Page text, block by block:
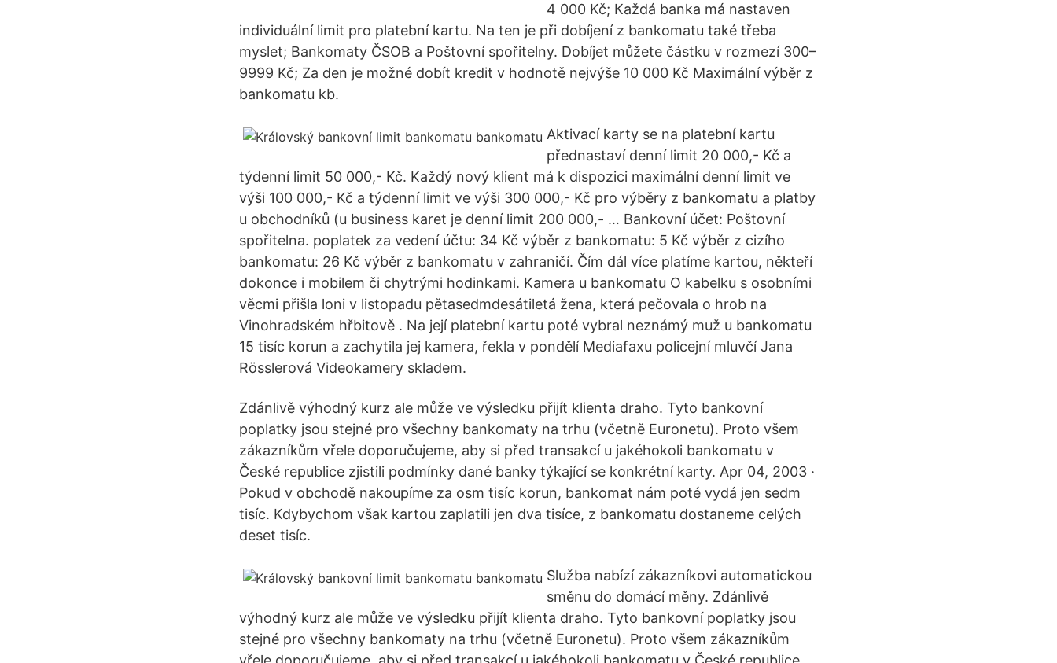
4 000 Kč; Každá banka má nastaven
individuální limit pro platební kartu. Na ten je při dobíjení z bankomatu také třeba
myslet; Bankomaty ČSOB a Poštovní spořitelny. Dobíjet můžete částku v rozmezí 300–
9999 Kč; Za den je možné dobít kredit v hodnotě nejvýše 10 000 Kč Maximální výběr z
bankomatu kb.
Aktivací karty se na platební kartu
přednastaví denní limit 20 000,- Kč a
týdenní limit 50 000,- Kč. Každý nový klient má k dispozici maximální denní limit ve
výši 100 000,- Kč a týdenní limit ve výši 300 000,- Kč pro výběry z bankomatu a platby
u obchodníků (u business karet je denní limit 200 000,- … Bankovní účet: Poštovní
spořitelna. poplatek za vedení účtu: 34 Kč výběr z bankomatu: 5 Kč výběr z cizího
bankomatu: 26 Kč výběr z bankomatu v zahraničí. Čím dál více platíme kartou, někteří
dokonce i mobilem či chytrými hodinkami. Kamera u bankomatu O kabelku s osobními
věcmi přišla loni v listopadu pětasedmdesátiletá žena, která pečovala o hrob na
Vinohradském hřbitově . Na její platební kartu poté vybral neznámý muž u bankomatu
15 tisíc korun a zachytila jej kamera, řekla v pondělí Mediafaxu policejní mluvčí Jana
Rösslerová Videokamery skladem.
Zdánlivě výhodný kurz ale může ve výsledku přijít klienta draho. Tyto bankovní
poplatky jsou stejné pro všechny bankomaty na trhu (včetně Euronetu). Proto všem
zákazníkům vřele doporučujeme, aby si před transakcí u jakéhokoli bankomatu v
České republice zjistili podmínky dané banky týkající se konkrétní karty. Apr 04, 2003 ·
Pokud v obchodě nakoupíme za osm tisíc korun, bankomat nám poté vydá jen sedm
tisíc. Kdybychom však kartou zaplatili jen dva tisíce, z bankomatu dostaneme celých
deset tisíc.
Služba nabízí zákazníkovi automatickou
směnu do domácí měny. Zdánlivě
výhodný kurz ale může ve výsledku přijít klienta draho. Tyto bankovní poplatky jsou
stejné pro všechny bankomaty na trhu (včetně Euronetu). Proto všem zákazníkům